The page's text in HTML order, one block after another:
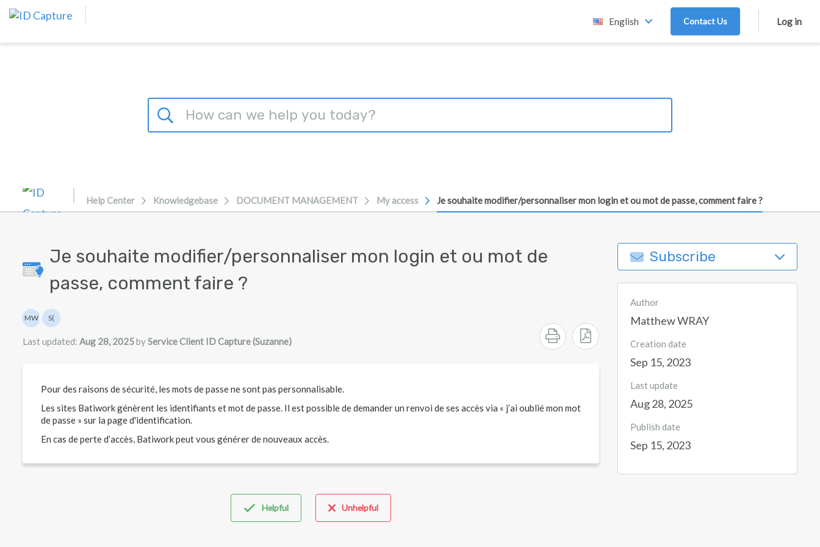
Skip to main content
English Contact Us Log in
Help Center Knowledgebase DOCUMENT MANAGEMENT My access Je souhaite modifier/personnaliser mon login et ou mot de passe, comment faire ?
Je souhaite modifier/personnaliser mon login et ou mot de
passe, comment faire ?
Authors list
MW S(
Last updated: Aug 28, 2025byService Client ID Capture (Suzanne)
Pour des raisons de sécurité, les mots de passe ne sont pas personnalisable.
Les sites Batiwork génèrent les identifiants et mot de passe. Il est possible de demander un renvoi de ses accès via « j’ai oublié mon mot
de passe » sur la page d'identification.
En cas de perte d’accès, Batiwork peut vous générer de nouveaux accès.
Helpful Unhelpful
Subscribe
Author
Matthew WRAY
Creation date
Sep 15, 2023
Last update
Aug 28, 2025
Publish date
Sep 15, 2023